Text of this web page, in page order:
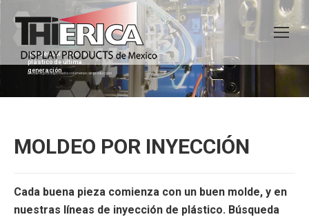
Moldeo por inyección de
plástico de última
generación
Desde el prototipo hasta volúmenes de producción
MOLDEO POR INYECCIÓN
Cada buena pieza comienza con un buen molde, y en
nuestras líneas de inyección de plástico. Búsqueda